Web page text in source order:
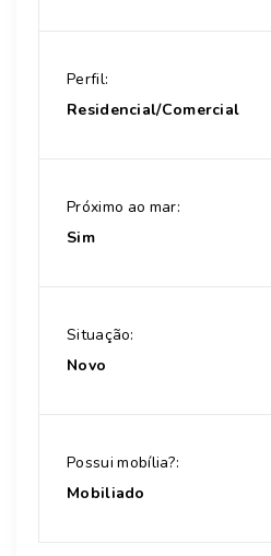
Perfil:
Residencial/Comercial
Próximo ao mar:
Sim
Situação:
Novo
Possui mobília?:
Mobiliado